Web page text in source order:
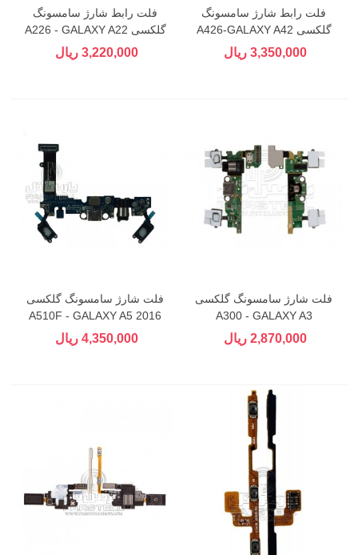
فلت رابط شارژ سامسونگ
گلکسی A426-GALAXY A42
3,350,000 ریال
فلت رابط شارژ سامسونگ
گلکسی A226 - GALAXY A22
(5G)
3,220,000 ریال
فلت شارژ سامسونگ گلکسی
A300 - GALAXY A3
2,870,000 ریال
فلت شارژ سامسونگ گلکسی
A510F - GALAXY A5 2016
4,350,000 ریال